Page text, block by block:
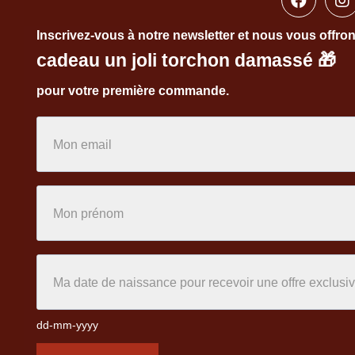
Inscrivez-vous à notre newsletter et nous vous
cadeau un joli torchon damassé 🎁
pour votre première commande.
dd-mm-yyyy